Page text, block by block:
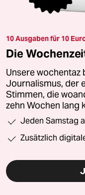
10 Ausgaben für 10
Die
Unsere wochentaz
Journalismus, der
Stimmen, die
zehn Wochen lang
Jeden Samstag
Zusätzlich